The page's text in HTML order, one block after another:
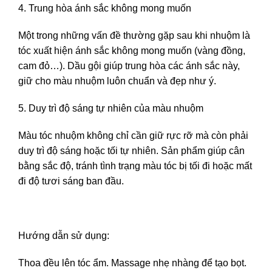
4. Trung hòa ánh sắc không mong muốn
Một trong những vấn đề thường gặp sau khi nhuộm là
tóc xuất hiện ánh sắc không mong muốn (vàng đồng,
cam đỏ…). Dầu gội giúp trung hòa các ánh sắc này,
giữ cho màu nhuộm luôn chuẩn và đẹp như ý.
5. Duy trì độ sáng tự nhiên của màu nhuộm
Màu tóc nhuộm không chỉ cần giữ rực rỡ mà còn phải
duy trì độ sáng hoặc tối tự nhiên. Sản phẩm giúp cân
bằng sắc độ, tránh tình trạng màu tóc bị tối đi hoặc mất
đi độ tươi sáng ban đầu.
Hướng dẫn sử dụng:
Thoa đều lên tóc ẩm. Massage nhẹ nhàng để tạo bọt.